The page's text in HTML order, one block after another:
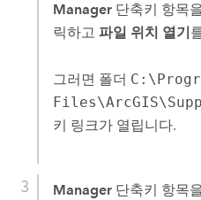
Manager단축키 항목
릭하고 파일 위치 열기
그러면 폴더
키 링크가 열립니다.
Manager단축키 항목